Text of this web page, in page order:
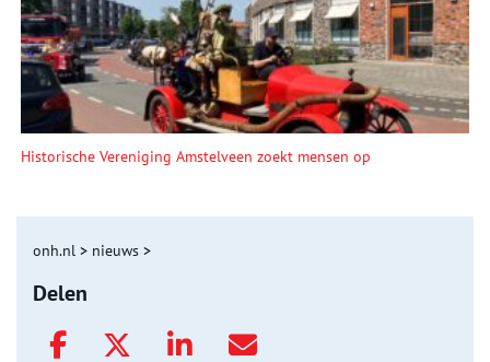
Historische Vereniging Amstelveen zoekt mensen op
onh.nl > nieuws >
Delen